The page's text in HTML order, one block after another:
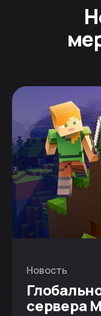
Новость
сервера